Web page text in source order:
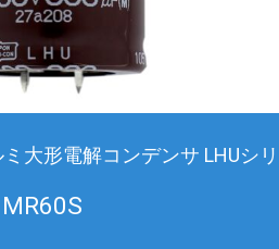
大形電解コンデンサ LHUシリ